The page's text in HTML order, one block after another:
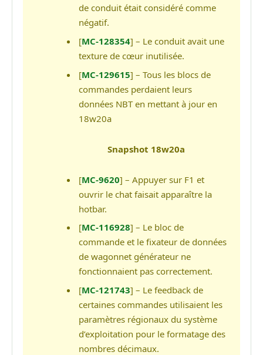
de conduit était considéré comme
négatif.
[MC-128354] – Le conduit avait une
texture de cœur inutilisée.
[MC-129615] – Tous les blocs de
commandes perdaient leurs
données NBT en mettant à jour en
18w20a
Snapshot 18w20a
[MC-9620] – Appuyer sur F1 et
ouvrir le chat faisait apparaître la
hotbar.
[MC-116928] – Le bloc de
commande et le fixateur de données
de wagonnet générateur ne
fonctionnaient pas correctement.
[MC-121743] – Le feedback de
certaines commandes utilisaient les
paramètres régionaux du système
d’exploitation pour le formatage des
nombres décimaux.